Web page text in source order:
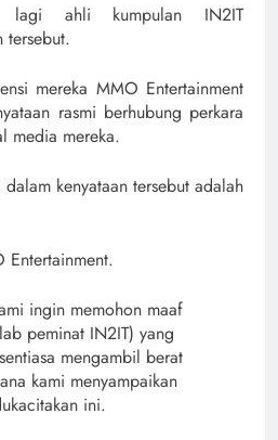
lagi ahli kumpulan IN2IT
tersebut.
mereka MMO Entertainment
rasmi berhubung perkara
media mereka.
kenyataan tersebut adalah
ingin memohon maaf
peminat IN2IT) yang
mengambil berat
kami menyampaikan
ini.